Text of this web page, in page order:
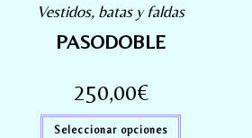
Vestidos, batas y faldas
PASODOBLE
250,00€
Seleccionar opciones